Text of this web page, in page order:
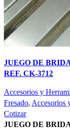
JUEGO DE
REF. CK-3712
Accesorios y
Fresado, Accesorios
Cotizar
JUEGO DE